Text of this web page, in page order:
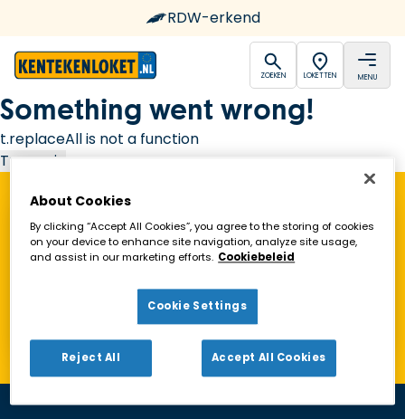
RDW-erkend
open
ZOEKEN LOKETTEN MENU
Something went wrong!
t.replaceAll is not a function
Try again
Vind een Kentekenloket in de buurt!
Toon alleen geopende loketten
About Cookies
By clicking “Accept All Cookies”, you agree to the storing of cookies
on your device to enhance site navigation, analyze site usage,
and assist in our marketing efforts. Cookiebeleid
Cookie Settings
Reject All Accept All Cookies